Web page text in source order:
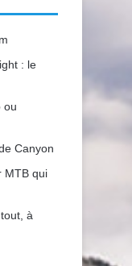
: le
ou
Canyon
MTB qui
à